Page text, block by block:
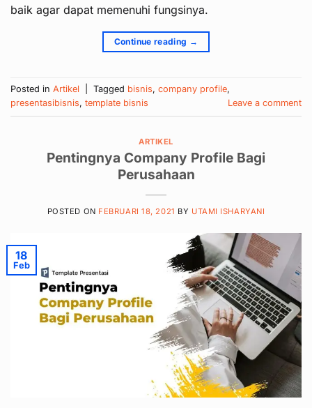
baik agar dapat memenuhi fungsinya.
Continue reading →
Posted in Artikel Tagged bisnis, company profile,
presentasibisnis, template bisnis Leave a comment
ARTIKEL
Pentingnya Company Profile Bagi
Perusahaan
POSTED ON FEBRUARI 18, 2021 BY UTAMI ISHARYANI
18
Feb